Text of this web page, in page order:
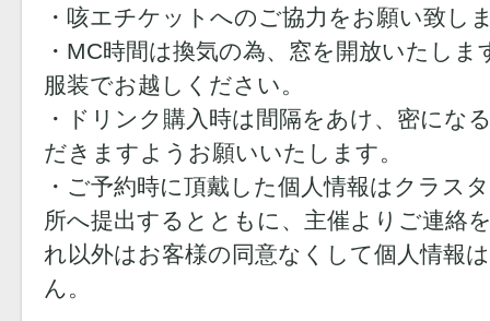
・咳エチケットへのご協力をお願い致し
・MC時間は換気の為、窓を開放いたし
服装でお越しください。
・ドリンク購入時は間隔をあけ、密にな
だきますようお願いいたします。
・ご予約時に頂戴した個人情報はクラス
所へ提出するとともに、主催よりご連絡
れ以外はお客様の同意なくして個人情報
ん。